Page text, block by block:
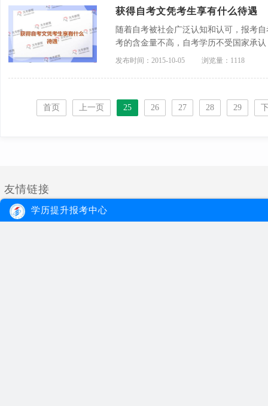
获得自考文凭考生享有什么待遇
随着自考被社会广泛认知和认可，报考
考的含金量不高，自考学历不受国家承
遇。对此，广东自考网就获得自考文凭
发布时间：2015-10-05 浏览量：1118
首页 上一页 25 26 27 28 29
友情链接
学历提升报考中心